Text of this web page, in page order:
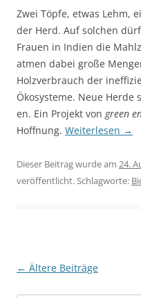
Zwei Töpfe, etwas Lehm,
der Herd. Auf solchen
Frauen in Indien die
atmen dabei große
Holzverbrauch der
Ökosysteme. Neue
en. Ein Projekt von green
Hoffnung. Weiterlesen →
Dieser Beitrag wurde am 24.
veröffentlicht. Schlagworte:
Beitragsnavigation
← Ältere Beiträge